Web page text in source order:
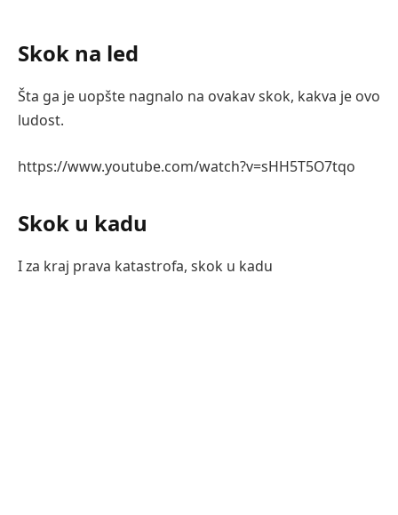
Skok na led
Šta ga je uopšte nagnalo na ovakav skok, kakva je ovo
ludost.
https://www.youtube.com/watch?v=sHH5T5O7tqo
Skok u kadu
I za kraj prava katastrofa, skok u kadu